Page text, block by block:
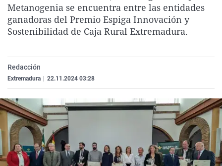
La rosa de los vientos
Gente viajera
Caso
Retornados
Operación Viuda
Extremadura
Galicia
Navarra
Virales
Televisión
Metanogenia se encuentra entre las entidades
ganadoras del Premio Espiga Innovación y
Sostenibilidad de Caja Rural Extremadura.
Redacción
Extremadura 22.11.2024 03:28